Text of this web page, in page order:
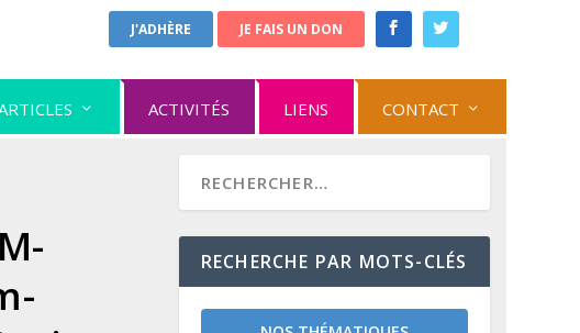
J'ADHÈRE JE FAIS UN DON
ACTIVITÉS LIENS CONTACT
RECHERCHE PAR MOTS-CLÉS